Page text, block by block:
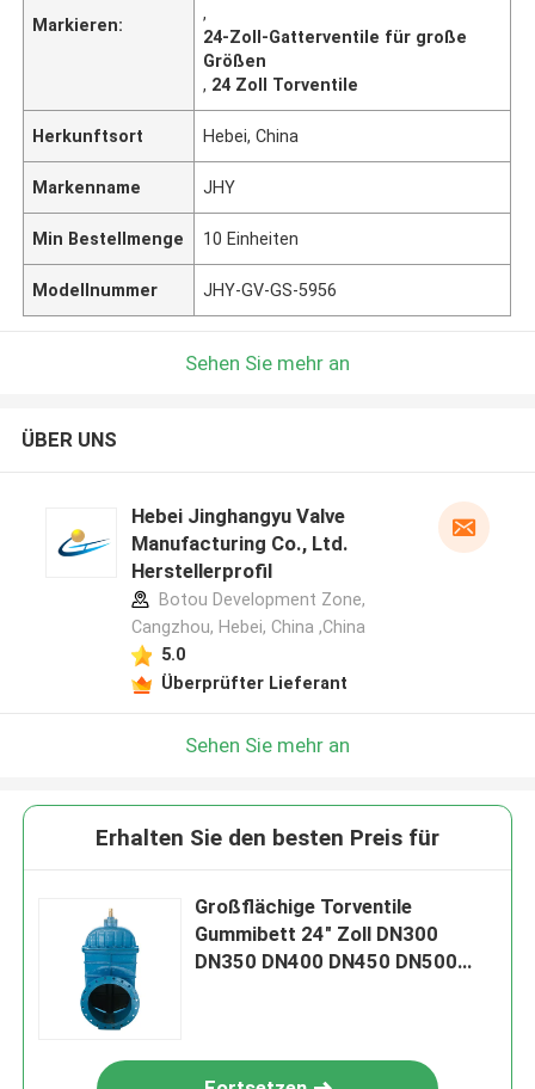
Markieren:
,
24-Zoll-Gatterventile für große
Größen
, 24 Zoll Torventile
Herkunftsort Hebei, China
Markenname JHY
Min Bestellmenge 10 Einheiten
Modellnummer JHY-GV-GS-5956
Sehen Sie mehr an
ÜBER UNS
Hebei Jinghangyu Valve
Manufacturing Co., Ltd.
Herstellerprofil
Botou Development Zone,
Cangzhou, Hebei, China ,China
5.0
Überprüfter Lieferant
Sehen Sie mehr an
Erhalten Sie den besten Preis für
Großflächige Torventile
Gummibett 24" Zoll DN300
DN350 DN400 DN450 DN500